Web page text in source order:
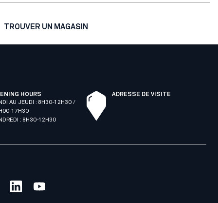
TROUVER UN MAGASIN
HOURS
AU JEUDI : 8H30-12H30 /
17H30
: 8H30-12H30
ADRESSE DE VISITE